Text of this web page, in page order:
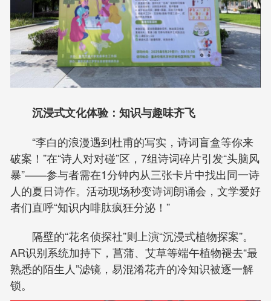
沉浸式文化体验：知识与趣味齐飞
“李白的浪漫遇到杜甫的写实，诗词盲盒等你来
破案！”在“诗人对对碰”区，7组诗词碎片引发“头脑风
暴”——参与者需在1分钟内从三张卡片中找出同一诗
人的夏日诗作。活动现场秒变诗词朗诵会，文学爱好
者们直呼“知识内啡肽疯狂分泌！”
隔壁的“花名侦探社”则上演“沉浸式植物探案”。
AR识别系统加持下，菖蒲、艾草等端午植物褪去“最
熟悉的陌生人”滤镜，易混淆花卉的冷知识被逐一解
锁。